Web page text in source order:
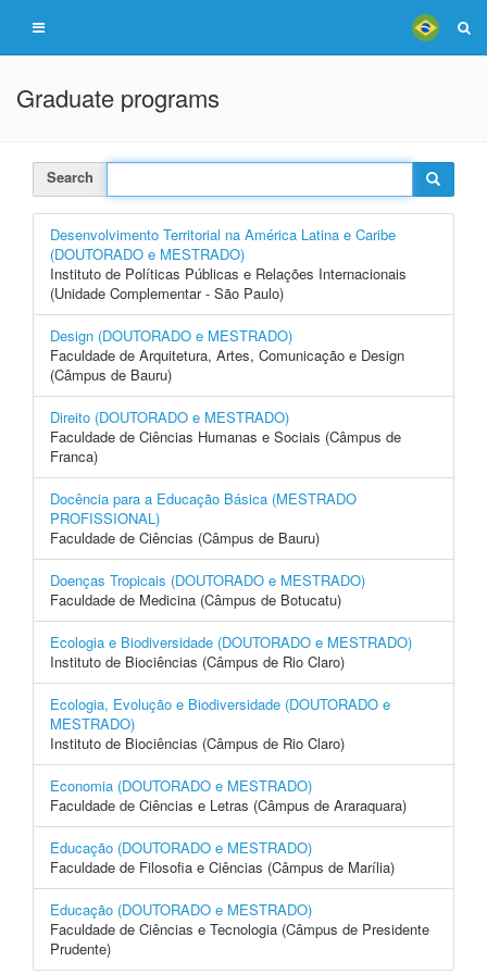
Graduate programs
Search
Desenvolvimento Territorial na América Latina e Caribe
(DOUTORADO e MESTRADO)
Instituto de Políticas Públicas e Relações Internacionais
(Unidade Complementar - São Paulo)
Design (DOUTORADO e MESTRADO)
Faculdade de Arquitetura, Artes, Comunicação e Design
(Câmpus de Bauru)
Direito (DOUTORADO e MESTRADO)
Faculdade de Ciências Humanas e Sociais (Câmpus de
Franca)
Docência para a Educação Básica (MESTRADO
PROFISSIONAL)
Faculdade de Ciências (Câmpus de Bauru)
Doenças Tropicais (DOUTORADO e MESTRADO)
Faculdade de Medicina (Câmpus de Botucatu)
Ecologia e Biodiversidade (DOUTORADO e MESTRADO)
Instituto de Biociências (Câmpus de Rio Claro)
Ecologia, Evolução e Biodiversidade (DOUTORADO e
MESTRADO)
Instituto de Biociências (Câmpus de Rio Claro)
Economia (DOUTORADO e MESTRADO)
Faculdade de Ciências e Letras (Câmpus de Araraquara)
Educação (DOUTORADO e MESTRADO)
Faculdade de Filosofia e Ciências (Câmpus de Marília)
Educação (DOUTORADO e MESTRADO)
Faculdade de Ciências e Tecnologia (Câmpus de Presidente
Prudente)